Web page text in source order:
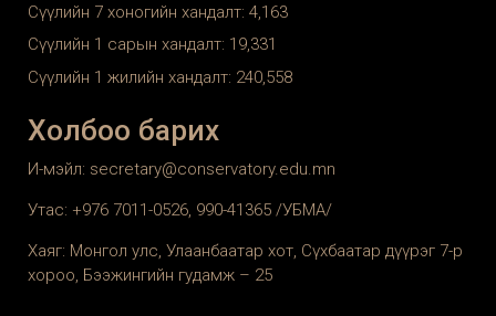
Сүүлийн 7 хоногийн хандалт: 4,163
Сүүлийн 1 сарын хандалт: 19,331
Сүүлийн 1 жилийн хандалт: 240,558
Холбоо барих
И-мэйл: secretary@conservatory.edu.mn
Утас: +976 7011-0526, 990-41365 /УБМА/
Хаяг: Монгол улс, Улаанбаатар хот, Сүхбаатар дүүрэг 7-р
хороо, Бээжингийн гудамж – 25